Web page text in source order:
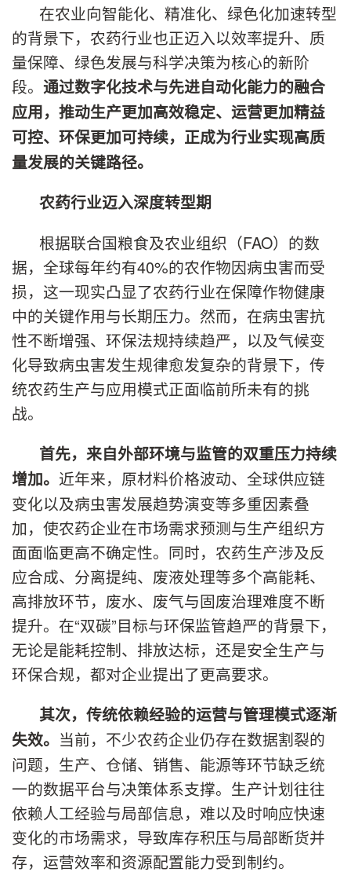
在农业向智能化、精准化、绿色化加速转型
的背景下，农药行业也正迈入以效率提升、质
量保障、绿色发展与科学决策为核心的新阶
段。 通过数字化技术与先进自动化能力的融合
应用，推动生产更加高效稳定、运营更加精益
可控、环保更加可持续，正成为行业实现高质
量发展的关键路径。
农药行业迈入深度转型期
根据联合国粮食及农业组织（FAO）的数
据，全球每年约有40%的农作物因病虫害而受
损，这一现实凸显了农药行业在保障作物健康
中的关键作用与长期压力。然而，在病虫害抗
性不断增强、环保法规持续趋严，以及气候变
化导致病虫害发生规律愈发复杂的背景下，传
统农药生产与应用模式正面临前所未有的挑
战。
首先，来自外部环境与监管的双重压力持续
增加。 近年来，原材料价格波动、全球供应链
变化以及病虫害发展趋势演变等多重因素叠
加，使农药企业在市场需求预测与生产组织方
面面临更高不确定性。同时，农药生产涉及反
应合成、分离提纯、废液处理等多个高能耗、
高排放环节，废水、废气与固废治理难度不断
提升。在“双碳”目标与环保监管趋严的背景下，
无论是能耗控制、排放达标，还是安全生产与
环保合规，都对企业提出了更高要求。
其次，传统依赖经验的运营与管理模式逐渐
失效。 当前，不少农药企业仍存在数据割裂的
问题，生产、仓储、销售、能源等环节缺乏统
一的数据平台与决策体系支撑。生产计划往往
依赖人工经验与局部信息，难以及时响应快速
变化的市场需求，导致库存积压与局部断货并
存，运营效率和资源配置能力受到制约。